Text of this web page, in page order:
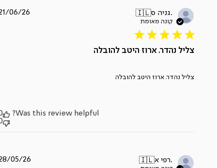
🇮🇱 גניה ס.
צליל נהדר. ארוז היטב להובלה
צליל נהדר. ארוז היטב להובלה
תאריך06/26
Was this review helpful?
🇮🇱 רפי א.
תאריך05/26